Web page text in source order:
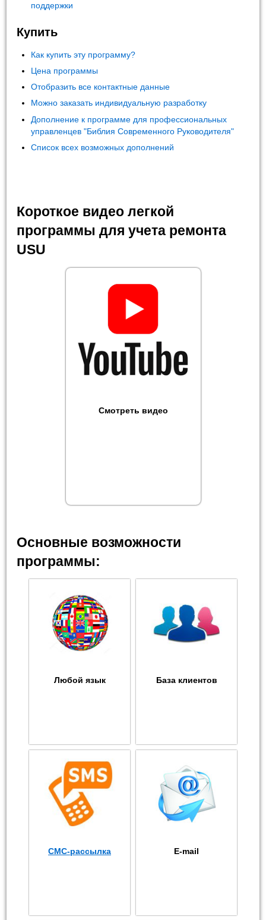
поддержки
Купить
Как купить эту программу?
Цена программы
Отобразить все контактные данные
Можно заказать индивидуальную разработку
Дополнение к программе для профессиональных
управленцев "Библия Современного Руководителя"
Список всех возможных дополнений
Короткое видео легкой
программы для учета ремонта
USU
Смотреть видео
Основные возможности
программы:
Любой язык База клиентов
СМС-рассылка E-mail